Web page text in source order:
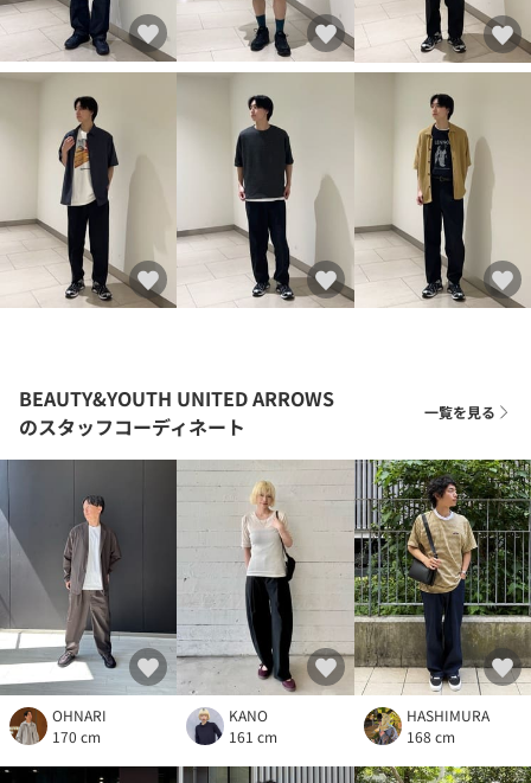
BEAUTY&YOUTH UNITED ARROWS
のスタッフコーディネート
一覧を見る
OHNARI
170 cm
KANO
161 cm
HASHIMURA
168 cm